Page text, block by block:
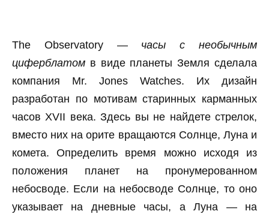
The Observatory — часы с необычным
циферблатом в виде планеты Земля сделала
компания Mr. Jones Watches. Их дизайн
разработан по мотивам старинных карманных
часов XVII века. Здесь вы не найдете стрелок,
вместо них на орите вращаются Солнце, Луна и
комета. Определить время можно исходя из
положения планет на пронумерованном
небосводе. Если на небосводе Солнце, то оно
указывает на дневные часы, а Луна — на